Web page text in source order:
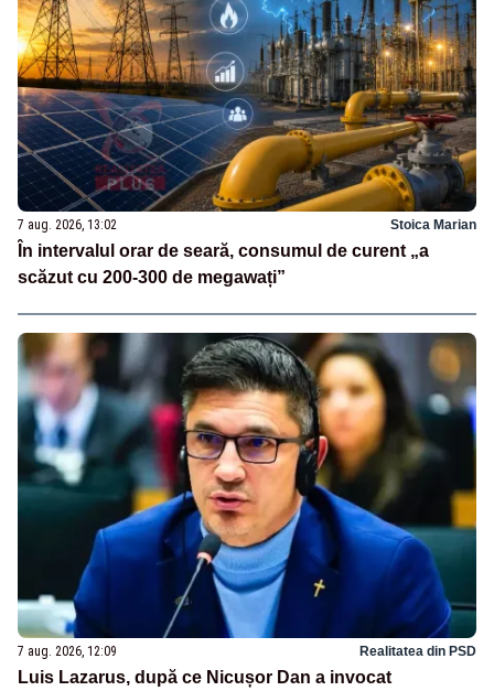
7 aug. 2026, 13:02 Stoica Marian
În intervalul orar de seară, consumul de curent „a
scăzut cu 200-300 de megawați”
7 aug. 2026, 12:09 Realitatea din PSD
Luis Lazarus, după ce Nicușor Dan a invocat